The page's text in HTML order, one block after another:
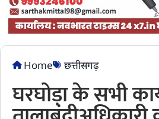
Home छत्तीसगढ़
घरघोड़ा के सभी